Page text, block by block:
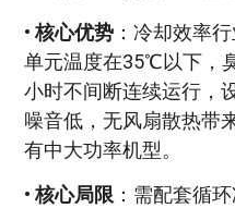
•核心优势 ：冷却效率
单元温度在35℃以下，
小时不间断连续运行，
噪音低，无风扇散热带
有中大功率机型。
•核心局限 ：需配套循